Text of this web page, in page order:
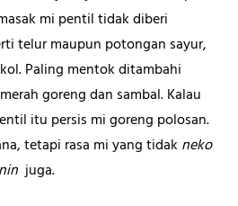
mi pentil tidak diberi
telur maupun potongan sayur,
Paling mentok ditambahi
goreng dan sambal. Kalau
itu persis mi goreng polosan.
tetapi rasa mi yang tidak neko
juga.